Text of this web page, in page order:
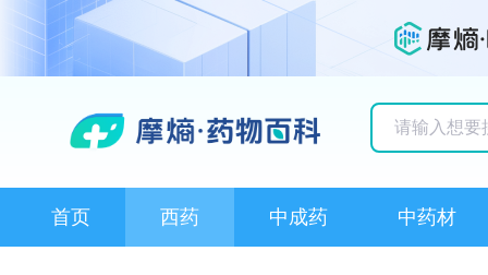
首页 西药 中成药 中药材